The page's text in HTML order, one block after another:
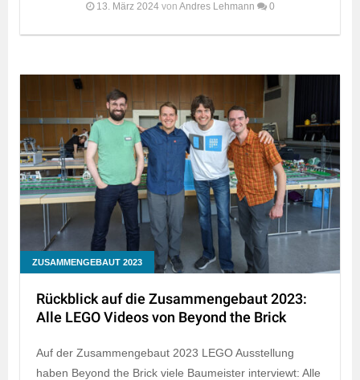
13. März 2024 von Andres Lehmann 0
ZUSAMMENGEBAUT 2023
Rückblick auf die Zusammengebaut 2023:
Alle LEGO Videos von Beyond the Brick
Auf der Zusammengebaut 2023 LEGO Ausstellung
haben Beyond the Brick viele Baumeister interviewt: Alle